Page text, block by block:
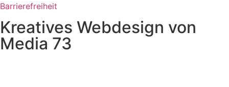
Barrierefreiheit
Kreatives Webdesign von
Media 73